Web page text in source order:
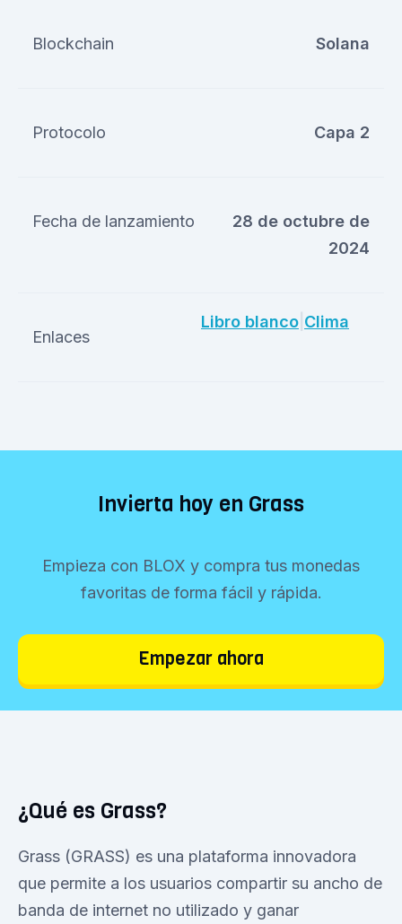
Blockchain Solana
Protocolo Capa 2
Fecha de lanzamiento
28 de octubre de
2024
Enlaces
Libro blanco Clima
Invierta hoy en Grass
Empieza con BLOX y compra tus monedas
favoritas de forma fácil y rápida.
Empezar ahora
¿Qué es Grass?
Grass (GRASS) es una plataforma innovadora
que permite a los usuarios compartir su ancho de
banda de internet no utilizado y ganar